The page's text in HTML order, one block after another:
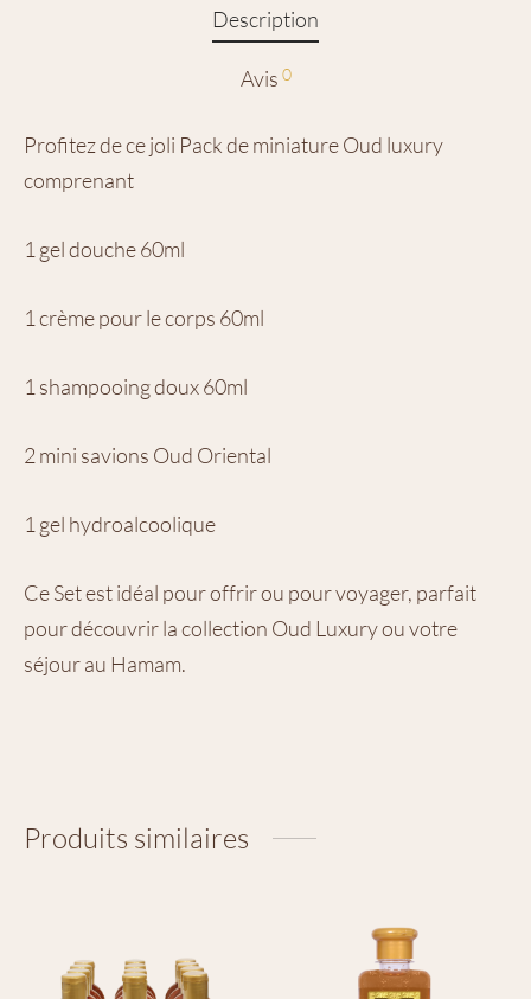
Description
Avis 0
Profitez de ce joli Pack de miniature Oud luxury
comprenant
1 gel douche 60ml
1 crème pour le corps 60ml
1 shampooing doux 60ml
2 mini savions Oud Oriental
1 gel hydroalcoolique
Ce Set est idéal pour offrir ou pour voyager, parfait
pour découvrir la collection Oud Luxury ou votre
séjour au Hamam.
Produits similaires